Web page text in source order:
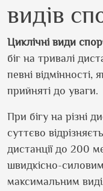
видів
Циклічні види
біг на тривалі
певні відмінності,
прийняті до уваги.
При бігу на різні
суттєво
дистанції до 200
швидкісно-
максимальним